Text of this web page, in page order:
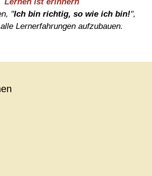
"Ich bin richtig, so wie ich bin!",
Lernerfahrungen aufzubauen.